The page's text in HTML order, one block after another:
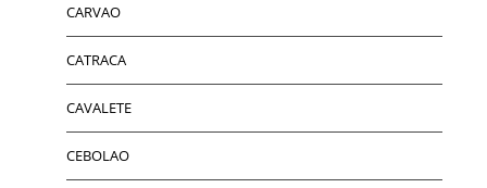
CARVAO
CATRACA
CAVALETE
CEBOLAO